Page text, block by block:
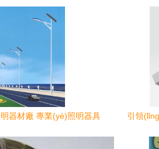
器材廠 專業(yè)照明器具
引領